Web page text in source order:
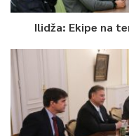
Ilidža: Ekipe na